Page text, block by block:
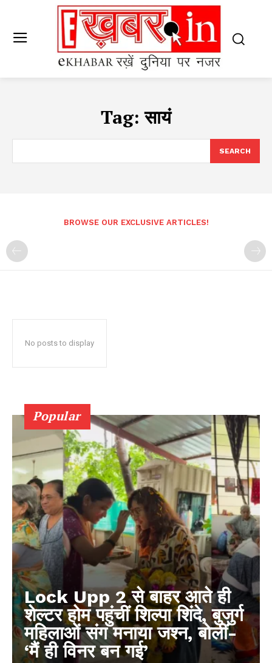
Tag:सायं
SEARCH
BROWSE OUR EXCLUSIVE ARTICLES!
No posts to display
Popular
Lock Upp 2 से बाहर आते ही
शेल्टर होम पहुंचीं शिल्पा शिंदे, बुजुर्ग
महिलाओं संग मनाया जश्न, बोलीं-
‘मैं ही विनर बन गई’